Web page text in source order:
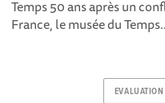
Temps 50 ans après un
France, le musée du
EVALUATION